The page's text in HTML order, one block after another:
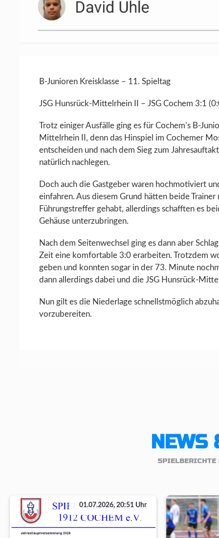
B-Junioren Kreisklasse – 11. Spieltag
JSG Hunsrück-Mittelrhein II – JSG Cochem 3:1
Trotz einiger Ausfälle ging es für Cochem’s B-
Mittelrhein II, denn das Hinspiel im Cochemer
entscheiden und nach dem Sieg zum
natürlich nachlegen.
Doch auch die Gastgeber waren hochmotiviert
einfahren. Aus diesem Grund hätten beide
Führungstreffer gehabt, allerdings schafften es
Gehäuse unterzubringen.
Nach dem Seitenwechsel ging es dann aber
Zeit eine komfortable 3:0 erarbeiten. Trotzdem
geben und konnten sogar in der 73. Minute
dann allerdings dabei und die JSG Hunsrück-
Nun gilt es die Niederlage schnellstmöglich
vorzubereiten.
NEWS
SPIELBERICHTE
01.07.2026, 20:51 Uhr